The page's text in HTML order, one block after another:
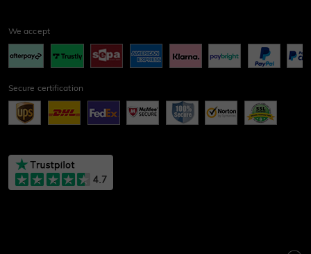
We accept
Secure certification